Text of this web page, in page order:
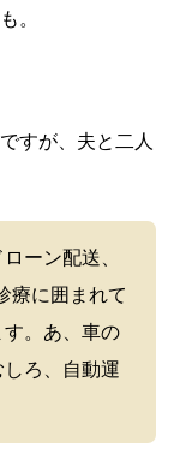
。
すが、夫と二人
ーン配送、
療に囲まれて
。あ、車の
ろ、自動運